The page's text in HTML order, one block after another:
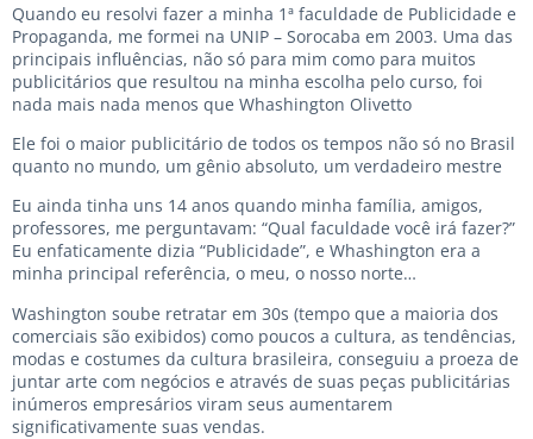
Quando eu resolvi fazer a minha 1ª faculdade de Publicidade e
Propaganda, me formei na UNIP – Sorocaba em 2003. Uma das
principais influências, não só para mim como para muitos
publicitários que resultou na minha escolha pelo curso, foi
nada mais nada menos que Whashington Olivetto
Ele foi o maior publicitário de todos os tempos não só no Brasil
quanto no mundo, um gênio absoluto, um verdadeiro mestre
Eu ainda tinha uns 14 anos quando minha família, amigos,
professores, me perguntavam: “Qual faculdade você irá fazer?”
Eu enfaticamente dizia “Publicidade”, e Whashington era a
minha principal referência, o meu, o nosso norte…
Washington soube retratar em 30s (tempo que a maioria dos
comerciais são exibidos) como poucos a cultura, as tendências,
modas e costumes da cultura brasileira, conseguiu a proeza de
juntar arte com negócios e através de suas peças publicitárias
inúmeros empresários viram seus aumentarem
significativamente suas vendas.